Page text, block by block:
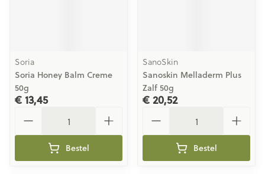
Soria
Soria Honey Balm Creme
50g
€ 13,45
Bestel
SanoSkin
Sanoskin Melladerm Plus
Zalf 50g
€ 20,52
Bestel